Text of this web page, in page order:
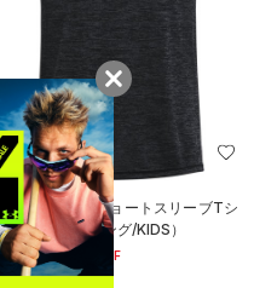
SALE
UAテック2.0 ショートスリーブTシ
ャツ（トレーニング/KIDS）
￥1,92530%OFF
￥2,750